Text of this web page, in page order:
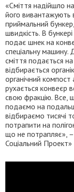
«Сміття надійшло
його вивантажують
приймальний
швидкість. В
подає шнек на
спеціальну машину.
сміття подається
відбирається
органічний компост
рухається конвеєр
свою фракцію. Все,
подаємо на
відбираємо тисячі
потрапити на
що не потрапляє»,
Соціальний